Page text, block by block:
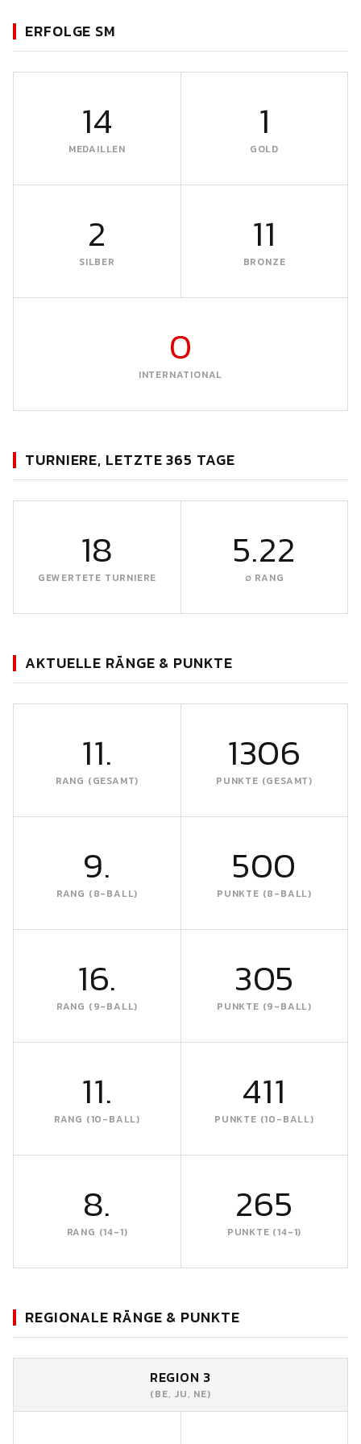
ERFOLGE SM
14
MEDAILLEN
1
GOLD
2
SILBER
11
BRONZE
0
INTERNATIONAL
TURNIERE, LETZTE 365 TAGE
18
GEWERTETE TURNIERE
5.22
∅ RANG
AKTUELLE RÄNGE & PUNKTE
11.
RANG (GESAMT)
1306
PUNKTE (GESAMT)
9.
RANG (8-BALL)
500
PUNKTE (8-BALL)
16.
RANG (9-BALL)
305
PUNKTE (9-BALL)
11.
RANG (10-BALL)
411
PUNKTE (10-BALL)
8.
RANG (14-1)
265
PUNKTE (14-1)
REGIONALE RÄNGE & PUNKTE
REGION 3
(BE, JU, NE)